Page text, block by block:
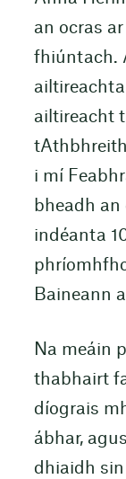
an ocras
fhiúntach.
ailtireacht
i mí
bheadh an
indéanta
Baineann
Na meáin
thabhairt
díograis
ábhar,
dhiaidh